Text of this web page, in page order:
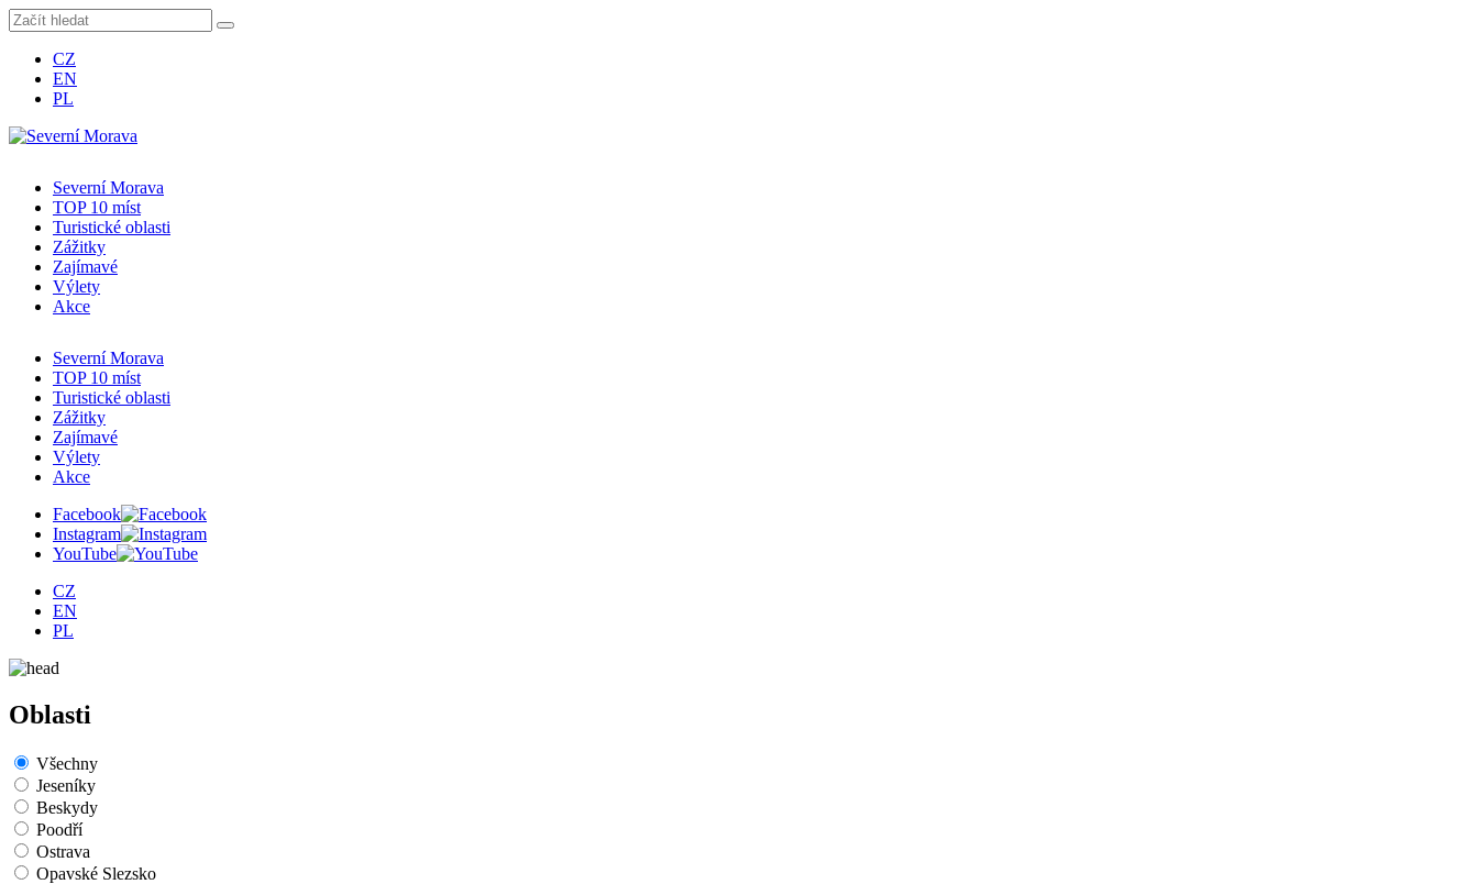
CZ
EN
PL
Severní Morava
TOP 10 míst
Turistické oblasti
Zážitky
Zajímavé
Výlety
Akce
Severní Morava
TOP 10 míst
Turistické oblasti
Zážitky
Zajímavé
Výlety
Akce
Facebook
Instagram
YouTube
CZ
EN
PL
Oblasti
Všechny
Jeseníky
Beskydy
Poodří
Ostrava
Opavské Slezsko